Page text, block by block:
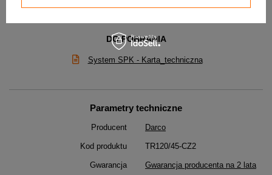
DO POBRANIA
System SPK - Karta_techniczna
Parametry techniczne
Producent Darco
Kod produktu TR120/45-CZ2
Gwarancja Gwarancja producenta na 2 lata